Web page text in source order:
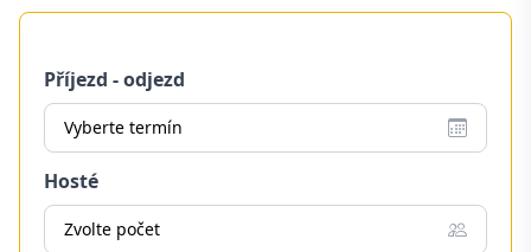
Příjezd - odjezd
Vyberte termín
Hosté
Zvolte počet